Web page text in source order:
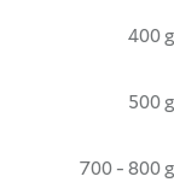
400 g
500 g
700 - 800 g